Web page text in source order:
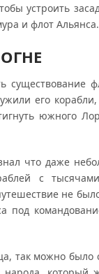
устроить
и флот Альянса.
существование
его
южного
что даже
с
не
под
так можно было